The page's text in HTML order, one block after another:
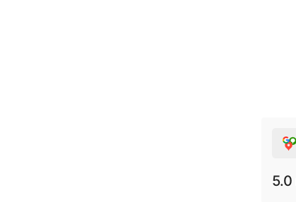
5.0